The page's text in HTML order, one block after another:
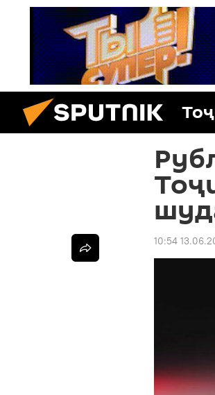
10:54